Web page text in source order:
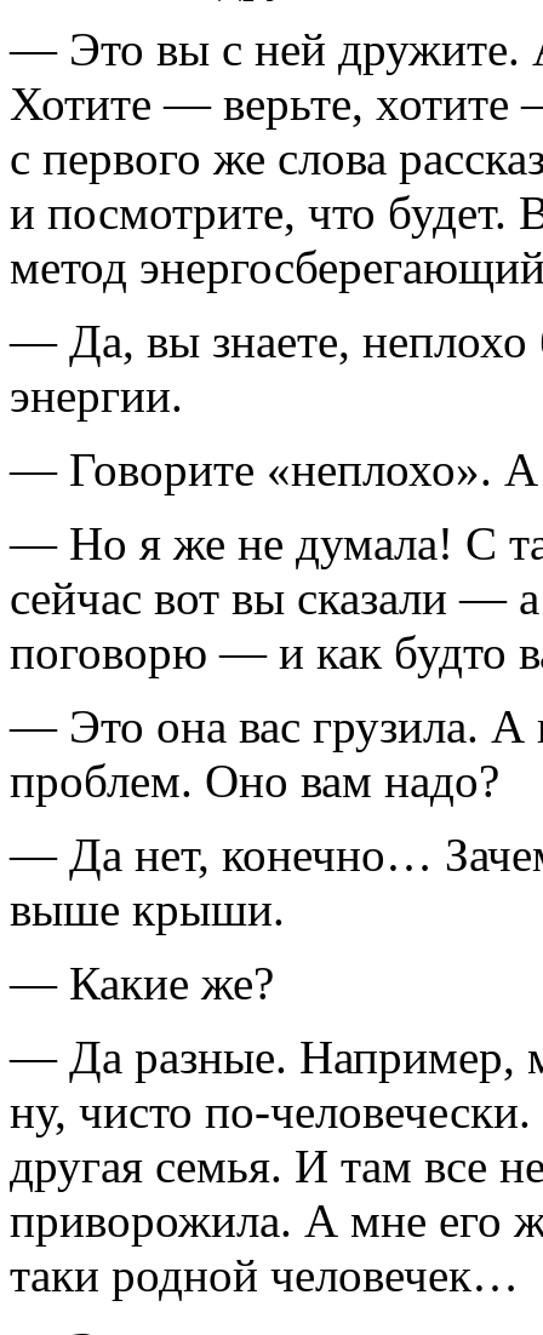
— Это вы с ней дружите.
Хотите — верьте, хотите
с первого же слова
и посмотрите, что будет.
метод
— Да, вы знаете,
энергии.
— Говорите «неплохо». А
— Но я же не думала! С
сейчас вот вы сказали —
поговорю — и как будто
— Это она вас грузила. А
проблем. Оно вам надо?
— Да нет, конечно…
выше крыши.
— Какие же?
— Да разные.
ну, чисто по-человечески.
другая семья. И там все
приворожила. А мне его
таки родной человечек…